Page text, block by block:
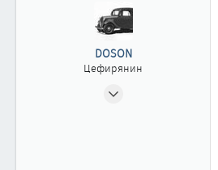
DOSON
Цефирянин